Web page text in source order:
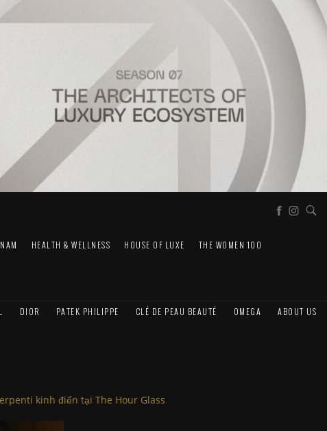
HEALTH & WELLNESS HOUSE OF LUXE THE WOMEN 100
DIOR PATEK PHILIPPE CLÉ DE PEAU BEAUTÉ OMEGA ABOUT US
kinh điển tại The Hour Glass.